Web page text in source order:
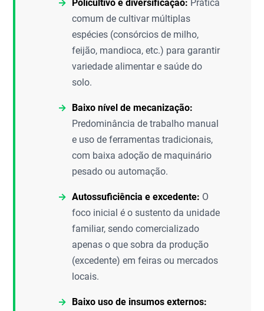
Policultivo e diversificação: Prática
comum de cultivar múltiplas
espécies (consórcios de milho,
feijão, mandioca, etc.) para garantir
variedade alimentar e saúde do
solo.
Baixo nível de mecanização:
Predominância de trabalho manual
e uso de ferramentas tradicionais,
com baixa adoção de maquinário
pesado ou automação.
Autossuficiência e excedente: O
foco inicial é o sustento da unidade
familiar, sendo comercializado
apenas o que sobra da produção
(excedente) em feiras ou mercados
locais.
Baixo uso de insumos externos: